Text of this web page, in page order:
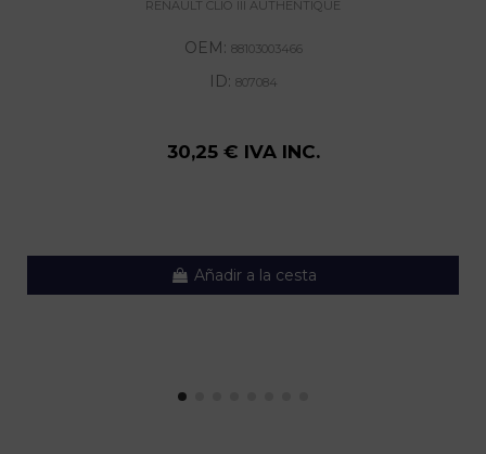
RENAULT CLIO III AUTHENTIQUE
OEM: 88103003466
ID: 807084
30,25 € IVA INC.
Añadir a la cesta